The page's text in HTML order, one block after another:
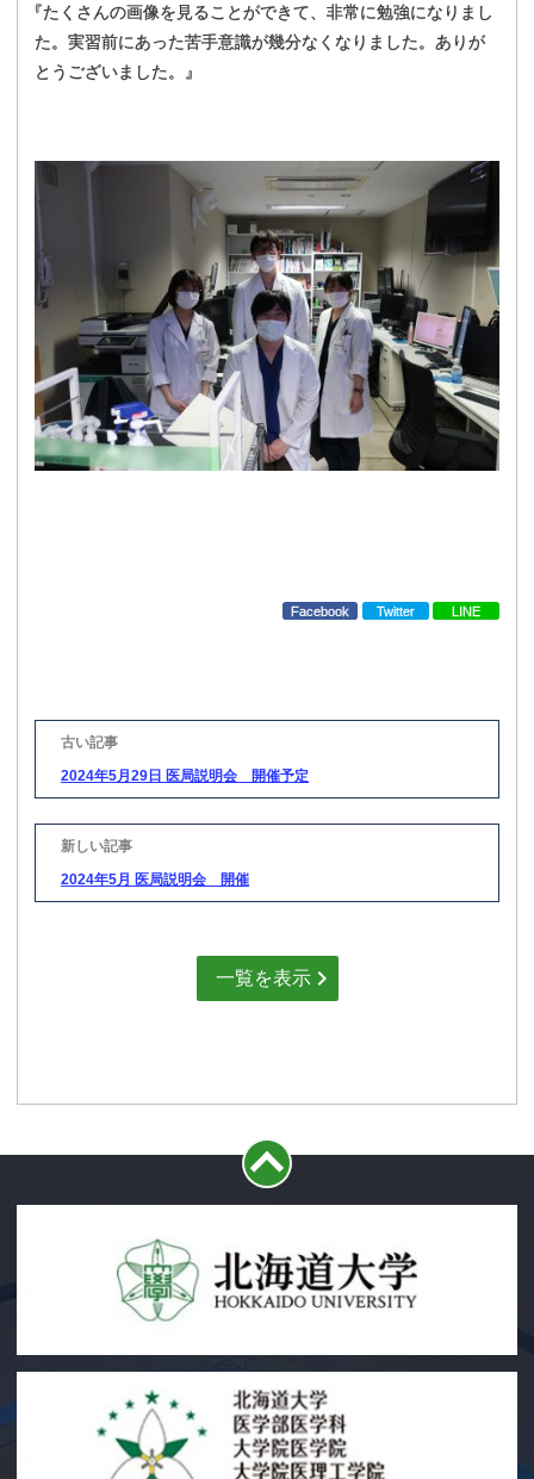
『たくさんの画像を見ることができて、非常に勉強になりまし
た。実習前にあった苦手意識が幾分なくなりました。ありが
とうございました。』
Facebook Twitter LINE
投
ゲ
シ
2024年5月29日 医局説明会 開催予定
2024年5月 医局説明会 開催
一覧を表示